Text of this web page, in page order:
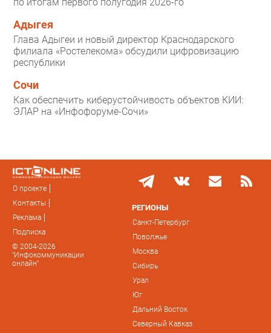
Адыгея
Глава Адыгеи и новый директор Краснодарского
филиала «Ростелекома» обсудили цифровизацию
республики
Сочи
Как обеспечить киберустойчивость объектов КИИ:
ЭЛАР на «Инфофоруме-Сочи»
О проекте
Контакты
Реклама
Подписка
© 2004-2026
"Инфокоммуникации
онлайн"
РЕГИОНЫ
Санкт-Петербург
Поволжье
Москва
Сибирь
Урал
Юг
Дальний Восток
Северный Кавказ